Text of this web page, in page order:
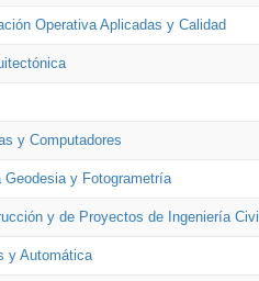
Operativa Aplicadas y Calidad
y Computadores
Geodesia y Fotogrametría
y de Proyectos de Ingeniería Civil
y Automática